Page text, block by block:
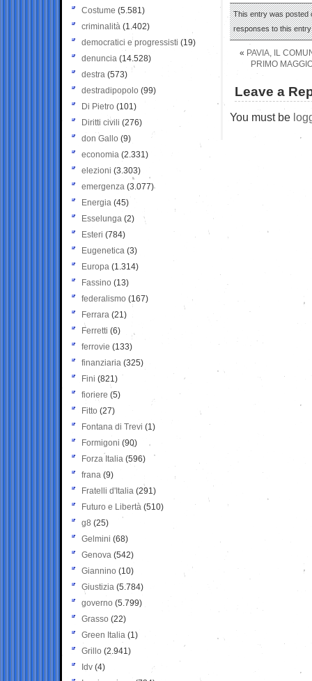
This entry was posted
responses to this
« PAVIA, IL
PRIMO
Leave a
You must be
Costume (5.581)
criminalità (1.402)
democratici e progressisti (19)
denuncia (14.528)
destra (573)
destradipopolo (99)
Di Pietro (101)
Diritti civili (276)
don Gallo (9)
economia (2.331)
elezioni (3.303)
emergenza (3.077)
Energia (45)
Esselunga (2)
Esteri (784)
Eugenetica (3)
Europa (1.314)
Fassino (13)
federalismo (167)
Ferrara (21)
Ferretti (6)
ferrovie (133)
finanziaria (325)
Fini (821)
fioriere (5)
Fitto (27)
Fontana di Trevi (1)
Formigoni (90)
Forza Italia (596)
frana (9)
Fratelli d'Italia (291)
Futuro e Libertà (510)
g8 (25)
Gelmini (68)
Genova (542)
Giannino (10)
Giustizia (5.784)
governo (5.799)
Grasso (22)
Green Italia (1)
Grillo (2.941)
Idv (4)